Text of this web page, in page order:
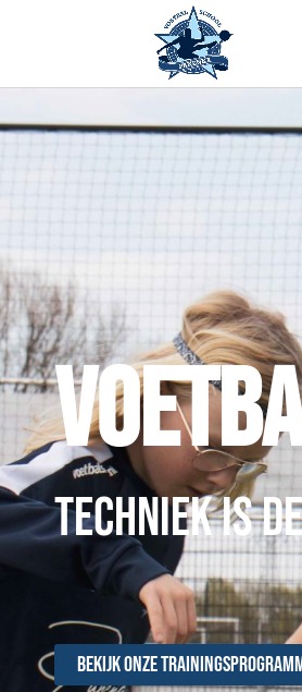
TECHNIEK IS
Bekijk onze